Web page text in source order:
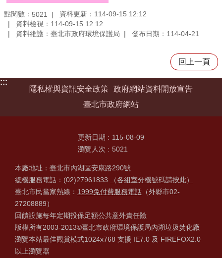
點閱數： 5021
資料更新：114-09-15 12:12
資料檢視：114-09-15 12:12
資料維護：臺北市政府環境保護局
發布日期：114-04-21
回上一頁
:::
隱私權與資訊安全政策 政府網站資料開放宣告
臺北市政府網站
更新日期
115-08-09
瀏覽人次
5021
本廠地址：臺北市內湖區安康路290號
總機服務電話：(02)27961833
（各組室分機號碼請按此）
臺北市民當家熱線： 1999免付費服務電話 （外縣市02-
27208889）
回饋設施每年定期投保足額公共意外責任險
版權所有2003-2013©臺北市政府環境保護局內湖垃圾焚化廠
瀏覽本站最佳觀賞模式1024x768 支援 IE7.0 及 FIREFOX2.0
以上瀏覽器